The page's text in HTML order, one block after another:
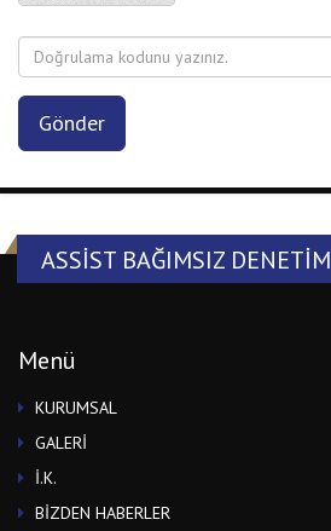
ASSIST BAĞIMSIZ DENETIM
Menü
KURUMSAL
GALERİ
İ.K.
BİZDEN HABERLER